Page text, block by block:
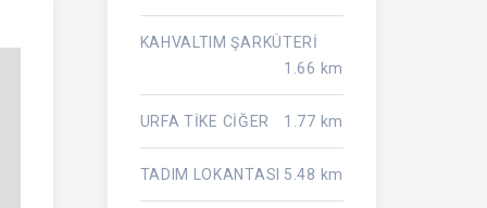
KAHVALTIM ŞARKÜTERİ
1.66 km
URFA TİKE CİĞER 1.77 km
TADIM LOKANTASI 5.48 km